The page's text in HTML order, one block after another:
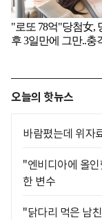
오늘의 핫뉴스
바람폈는데 위자
"엔비디아에 올
한 변수
"닭다리 먹은 남